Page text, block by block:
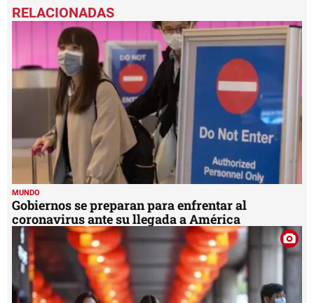
seconds
of
seconds
MUNDO
Gobiernos se preparan para enfrentar al
coronavirus ante su llegada a América